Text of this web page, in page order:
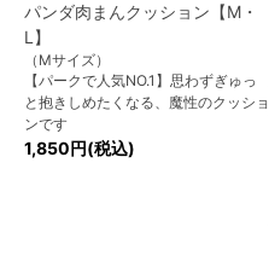
パンダ肉まんクッション【M・
L】
（Mサイズ）
【パークで人気NO.1】思わずぎゅっ
と抱きしめたくなる、魔性のクッショ
ンです
1,850円(税込)